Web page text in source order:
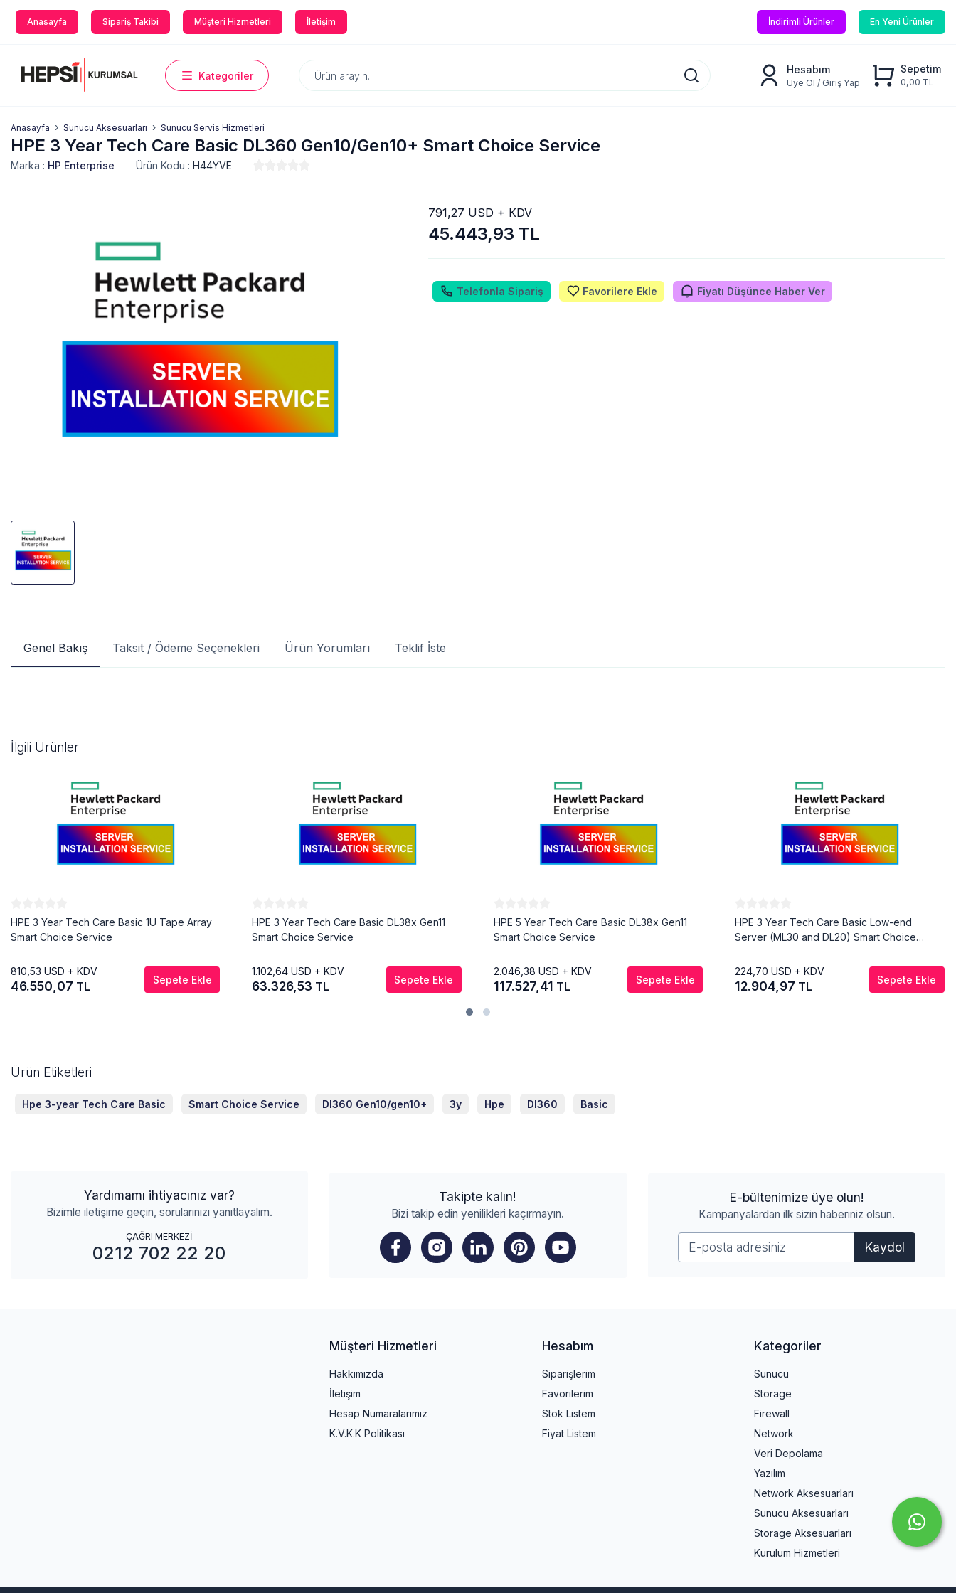
Anasayfa Sipariş Takibi Müşteri Hizmetleri İletişim İndirimli Ürünler En Yeni Ürünler
Kategoriler
Hesabım
Üye Ol / Giriş Yap
Sepetim
0,00 TL
Anasayfa Sunucu Aksesuarları Sunucu Servis Hizmetleri
HPE 3 Year Tech Care Basic DL360 Gen10/Gen10+ Smart Choice Service
Marka : HP Enterprise Ürün Kodu : H44YVE
45.443,93 TL
791,27 USD + KDV
Telefonla Sipariş Favorilere Ekle Fiyatı Düşünce Haber Ver
Genel Bakış Taksit / Ödeme Seçenekleri Ürün Yorumları Teklif İste
İlgili Ürünler
HPE 3 Year Tech Care Basic 1U Tape Array
Smart Choice Service
810,53 USD + KDV
46.550,07 TL Sepete Ekle
HPE 3 Year Tech Care Basic DL38x Gen11
Smart Choice Service
1.102,64USD + KDV
63.326,53 TL Sepete Ekle
HPE 5 Year Tech Care Basic DL38x Gen11
Smart Choice Service
2.046,38 USD + KDV
117.527,41 TL Sepete Ekle
HPE 3 Year Tech Care Basic Low-end
Server (ML30 and DL20) Smart Choice
224,70USD + KDV
12.904,97 TL Sepete Ekle
Ürün Etiketleri
Hpe 3-year Tech Care Basic Smart Choice Service Dl360 Gen10/gen10+ 3y Hpe Dl360 Basic
Yardımamı ihtiyacınız var?
Bizimle iletişime geçin, sorularınızı yanıtlayalım.
ÇAĞRI MERKEZİ
0212 702 22 20
Takipte kalın!
Bizi takip edin yenilikleri kaçırmayın.
E-bültenimize üye olun!
Kampanyalardan ilk sizin haberiniz olsun.
Kaydol
Müşteri Hizmetleri
Hakkımızda
İletişim
Hesap Numaralarımız
K.V.K.K Politikası
Hesabım
Siparişlerim
Favorilerim
Stok Listem
Fiyat Listem
Kategoriler
Sunucu
Storage
Firewall
Network
Veri Depolama
Yazılım
Network Aksesuarları
Sunucu Aksesuarları
Storage Aksesuarları
Kurulum Hizmetleri